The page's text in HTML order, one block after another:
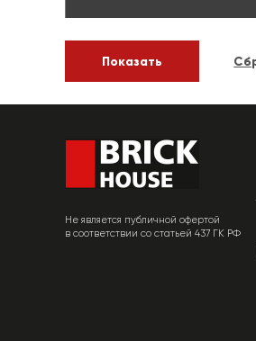
Не является публичной офертой
в соответствии со статьей 437 ГК РФ